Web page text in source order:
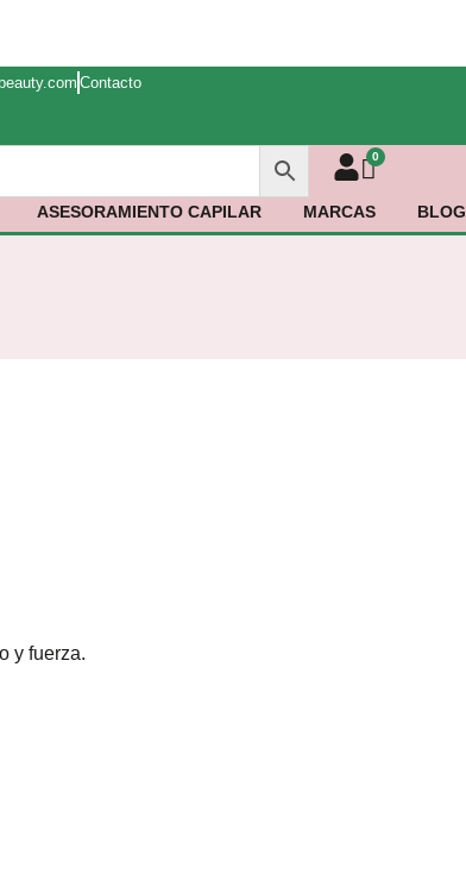
Contacto
ASESORAMIENTO CAPILAR MARCAS BLOG
y fuerza.